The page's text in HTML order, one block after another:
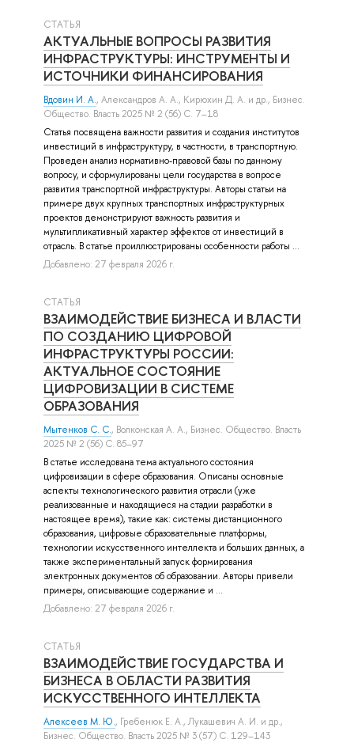
СТАТЬЯ
АКТУАЛЬНЫЕ ВОПРОСЫ РАЗВИТИЯ
ИНФРАСТРУКТУРЫ: ИНСТРУМЕНТЫ И
ИСТОЧНИКИ ФИНАНСИРОВАНИЯ
Вдовин И. А., Александров А. А., Кирюхин Д. А. и др., Бизнес.
Общество. Власть 2025 № 2 (56) С. 7–18
Статья посвящена важности развития и создания институтов
инвестиций в инфраструктуру, в частности, в транспортную.
Проведен анализ нормативно-правовой базы по данному
вопросу, и сформулированы цели государства в вопросе
развития транспортной инфраструктуры. Авторы статьи на
примере двух крупных транспортных инфраструктурных
проектов демонстрируют важность развития и
мультипликативный характер эффектов от инвестиций в
отрасль. В статье проиллюстрированы особенности работы ...
Добавлено: 27 февраля 2026 г.
СТАТЬЯ
ВЗАИМОДЕЙСТВИЕ БИЗНЕСА И ВЛАСТИ
ПО СОЗДАНИЮ ЦИФРОВОЙ
ИНФРАСТРУКТУРЫ РОССИИ:
АКТУАЛЬНОЕ СОСТОЯНИЕ
ЦИФРОВИЗАЦИИ В СИСТЕМЕ
ОБРАЗОВАНИЯ
Мытенков С. С., Волконская А. А., Бизнес. Общество. Власть
2025 № 2 (56) С. 85–97
В статье исследована тема актуального состояния
цифровизации в сфере образования. Описаны основные
аспекты технологического развития отрасли (уже
реализованные и находящиеся на стадии разработки в
настоящее время), такие как: системы дистанционного
образования, цифровые образовательные платформы,
технологии искусственного интеллекта и больших данных, а
также экспериментальный запуск формирования
электронных документов об образовании. Авторы привели
примеры, описывающие содержание и ...
Добавлено: 27 февраля 2026 г.
СТАТЬЯ
ВЗАИМОДЕЙСТВИЕ ГОСУДАРСТВА И
БИЗНЕСА В ОБЛАСТИ РАЗВИТИЯ
ИСКУССТВЕННОГО ИНТЕЛЛЕКТА
Алексеев М. Ю., Гребенюк Е. А., Лукашевич А. И. и др.,
Бизнес. Общество. Власть 2025 № 3 (57) С. 129–143